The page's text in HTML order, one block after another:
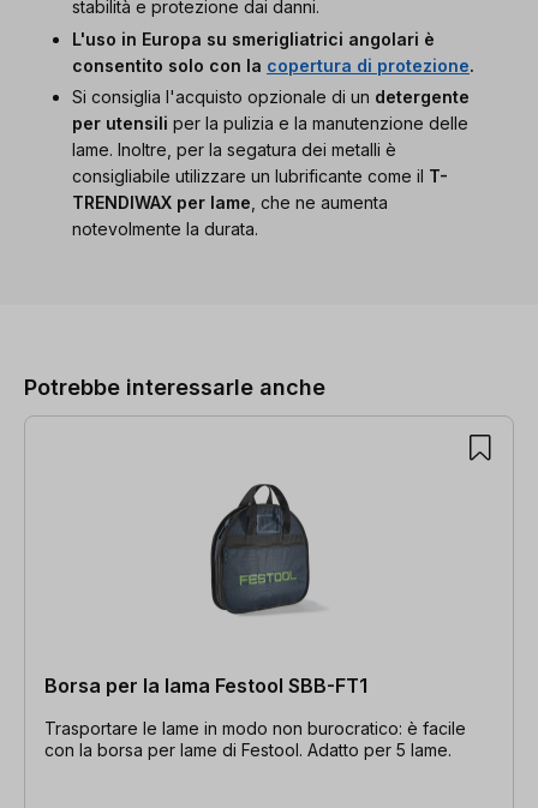
stabilità e protezione dai danni.
L'uso in Europa su smerigliatrici angolari è
consentito solo con la copertura di protezione.
Si consiglia l'acquisto opzionale di un detergente
per utensili per la pulizia e la manutenzione delle
lame. Inoltre, per la segatura dei metalli è
consigliabile utilizzare un lubrificante come il T-
TRENDIWAX per lame, che ne aumenta
notevolmente la durata.
Potrebbe interessarle anche
Borsa per la lama Festool SBB-FT1
Trasportare le lame in modo non burocratico: è facile
con la borsa per lame di Festool. Adatto per 5 lame.